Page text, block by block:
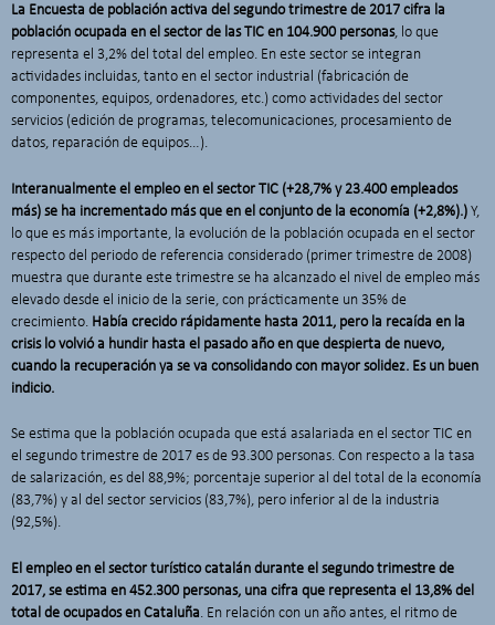
La Encuesta de población activa del segundo trimestre de 2017 cifra la
población ocupada en el sector de las TIC en 104.900 personas, lo que
representa el 3,2% del total del empleo. En este sector se integran
actividades incluidas, tanto en el sector industrial (fabricación de
componentes, equipos, ordenadores, etc.) como actividades del sector
servicios (edición de programas, telecomunicaciones, procesamiento de
datos, reparación de equipos…).
Interanualmente el empleo en el sector TIC (+28,7% y 23.400 empleados
más) se ha incrementado más que en el conjunto de la economía (+2,8%).) Y,
lo que es más importante, la evolución de la población ocupada en el sector
respecto del periodo de referencia considerado (primer trimestre de 2008)
muestra que durante este trimestre se ha alcanzado el nivel de empleo más
elevado desde el inicio de la serie, con prácticamente un 35% de
crecimiento. Había crecido rápidamente hasta 2011, pero la recaída en la
crisis lo volvió a hundir hasta el pasado año en que despierta de nuevo,
cuando la recuperación ya se va consolidando con mayor solidez. Es un buen
indicio.
Se estima que la población ocupada que está asalariada en el sector TIC en
el segundo trimestre de 2017 es de 93.300 personas. Con respecto a la tasa
de salarización, es del 88,9%; porcentaje superior al del total de la economía
(83,7%) y al del sector servicios (83,7%), pero inferior al de la industria
(92,5%).
El empleo en el sector turístico catalán durante el segundo trimestre de
2017, se estima en 452.300 personas, una cifra que representa el 13,8% del
total de ocupados en Cataluña. En relación con un año antes, el ritmo de